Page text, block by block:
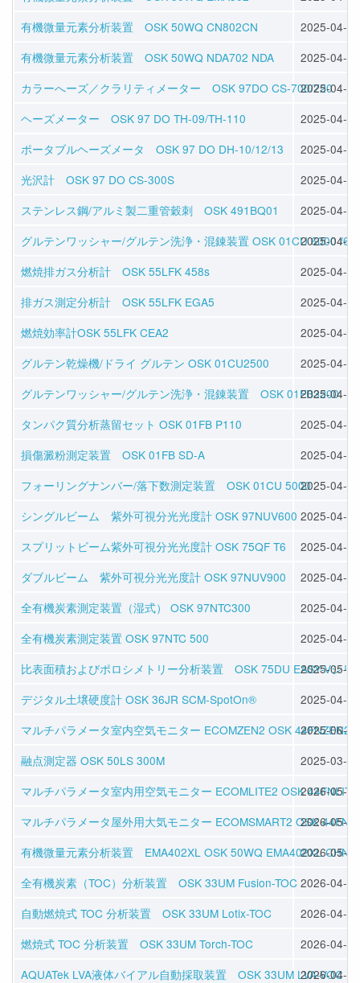
有機微量元素分析装置 OSK 50WQ CN802CN
2025-04-11
有機微量元素分析装置 OSK 50WQ NDA702 NDA
2025-04-11
カラーへーズ／クラリティメーター OSK 97DO CS-700/720
2025-04-11
ヘーズメーター OSK 97 DO TH-09/TH-110
2025-04-11
ポータブルヘーズメータ OSK 97 DO DH-10/12/13
2025-04-11
光沢計 OSK 97 DO CS-300S
2025-04-11
ステンレス鋼/アルミ製二重管穀刺 OSK 491BQ01
2025-04-04
グルテンワッシャー/グルテン洗浄・混錬装置 OSK 01CU 6000 /
2025-04-04
燃焼排ガス分析計 OSK 55LFK 458s
2025-04-08
排ガス測定分析計 OSK 55LFK EGA5
2025-04-08
燃焼効率計OSK 55LFK CEA2
2025-04-08
グルテン乾燥機/ドライ グルテン OSK 01CU2500
2025-04-09
グルテンワッシャー/グルテン洗浄・混錬装置 OSK 01FB3200
2025-04-09
タンパク質分析蒸留セット OSK 01FB P110
2025-04-09
損傷澱粉測定装置 OSK 01FB SD-A
2025-04-09
フォーリングナンバー/落下数測定装置 OSK 01CU 50002025-04-09
シングルビーム 紫外可視分光光度計 OSK 97NUV600 2025-04-24
スプリットビーム紫外可視分光光度計 OSK 75QF T6
2025-04-24
ダブルビーム 紫外可視分光光度計 OSK 97NUV900
2025-04-30
全有機炭素測定装置（湿式） OSK 97NTC300
2025-04-30
全有機炭素測定装置 OSK 97NTC 500
2025-04-30
比表面積およびポロシメトリー分析装置 OSK 75DU EASY-Vシリ
2025-05-28
デジタル土壌硬度計 OSK 36JR SCM-SpotOn®
2025-04-02
マルチパラメータ室内空気モニター ECOMZEN2 OSK 44FNZEN2
2025-06-25
融点測定器 OSK 50LS 300M
2025-03-25
マルチパラメータ室内用空気モニター ECOMLITE2 OSK2026-05-01
マルチパラメータ屋外用大気モニター ECOMSMART2 OSK2026-05-01
有機微量元素分析装置 EMA402XL OSK 50WQ EMA402XL CHNS
2026-05-01
全有機炭素（TOC）分析装置 OSK 33UM Fusion-TOC 2026-04-16
自動燃焼式 TOC 分析装置 OSK 33UM Lotix-TOC
2026-04-16
燃焼式 TOC 分析装置 OSK 33UM Torch-TOC
2026-04-16
AQUATek LVA液体バイアル自動採取装置 OSK 33UM LVA-VOC
2026-04-16